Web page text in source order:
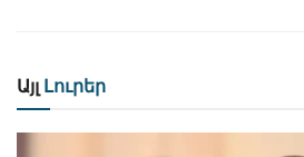
Այլ Լուրեր